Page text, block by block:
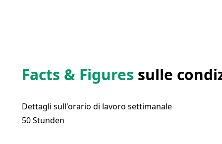
Facts & Figures sulle
Dettagli sull'orario di lavoro settimanale
50 Stunden